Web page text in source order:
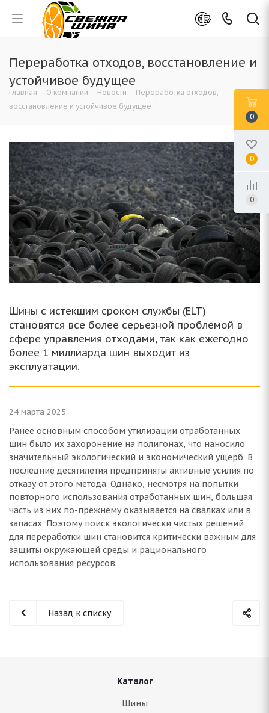
Переработка отходов, восстановление и
устойчивое будущее
Главная - О компании - Новости - Переработка отходов,
восстановление и устойчивое будущее
Шины с истекшим сроком службы (ELT)
становятся все более серьезной проблемой в
сфере управления отходами, так как ежегодно
более 1 миллиарда шин выходит из
эксплуатации.
24 марта 2025
Ранее основным способом утилизации отработанных
шин было их захоронение на полигонах, что наносило
значительный экологический и экономический ущерб. В
последние десятилетия предприняты активные усилия по
отказу от этого метода. Однако, несмотря на попытки
повторного использования отработанных шин, большая
часть из них по-прежнему оказывается на свалках или в
запасах. Поэтому поиск экологически чистых решений
для переработки шин становится критически важным для
защиты окружающей среды и рационального
использования ресурсов.
Назад к списку
Каталог
Шины
0
0
0